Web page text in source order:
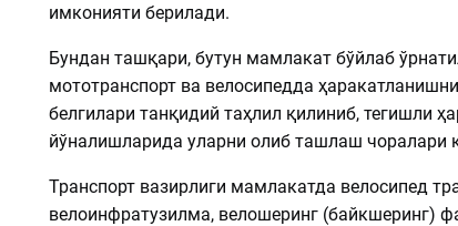
имконияти берилади.
Бундан ташқари, бутун мамлакат бўйлаб
мототранспорт ва велосипедда
белгилари танқидий таҳлил қилиниб, тегишли
йўналишларида уларни олиб ташлаш чоралари
Транспорт вазирлиги мамлакатда велосипед
велоинфратузилма, велошеринг (байкшеринг)